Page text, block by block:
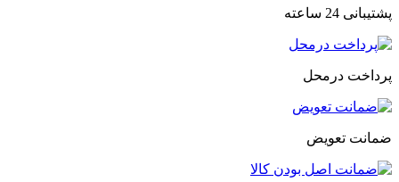
پشتیبانی 24 ساعته
پرداخت درمحل
ضمانت تعویض